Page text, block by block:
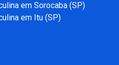
em Sorocaba (SP)
em Itu (SP)